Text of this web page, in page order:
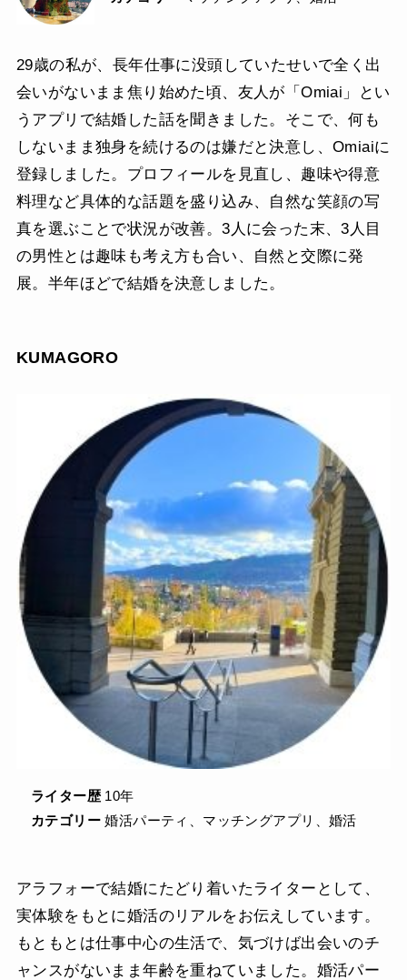
29歳の私が、長年仕事に没頭していたせいで全く出
会いがないまま焦り始めた頃、友人が「Omiai」とい
うアプリで結婚した話を聞きました。そこで、何も
しないまま独身を続けるのは嫌だと決意し、Omiaiに
登録しました。プロフィールを見直し、趣味や得意
料理など具体的な話題を盛り込み、自然な笑顔の写
真を選ぶことで状況が改善。3人に会った末、3人目
の男性とは趣味も考え方も合い、自然と交際に発
展。半年ほどで結婚を決意しました。
KUMAGORO
ライター歴10年
カテゴリー 婚活パーティ、マッチングアプリ、婚活
アラフォーで結婚にたどり着いたライターとして、
実体験をもとに婚活のリアルをお伝えしています。
もともとは仕事中心の生活で、気づけば出会いのチ
ャンスがないまま年齢を重ねていました。婚活パー